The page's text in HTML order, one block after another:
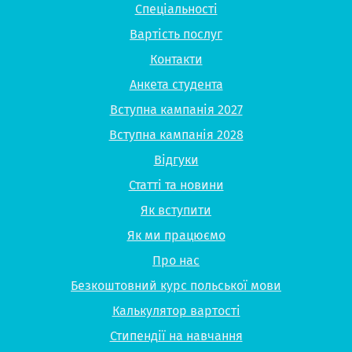
Спеціальності
Вартість послуг
Контакти
Анкета студента
Вступна кампанія 2027
Вступна кампанія 2028
Відгуки
Статті та новини
Як вступити
Як ми працюємо
Про нас
Безкоштовний курс польської мови
Калькулятор вартості
Стипендії на навчання